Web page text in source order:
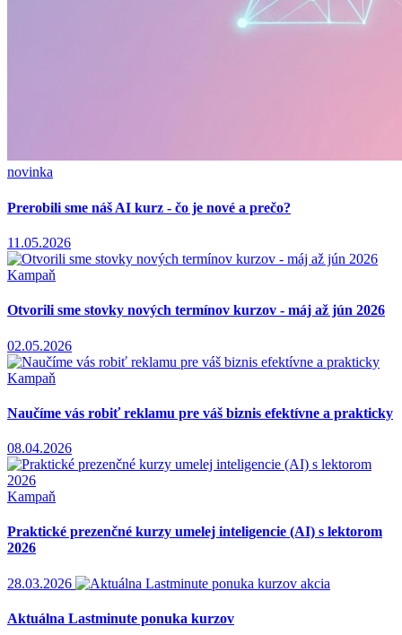
novinka
Prerobili sme náš AI kurz - čo je nové a prečo?
11.05.2026
Kampaň
Otvorili sme stovky nových termínov kurzov - máj až jún 2026
02.05.2026
Kampaň
Naučíme vás robiť reklamu pre váš biznis efektívne a prakticky
08.04.2026
Kampaň
Praktické prezenčné kurzy umelej inteligencie (AI) s lektorom
2026
28.03.2026 akcia
Aktuálna Lastminute ponuka kurzov